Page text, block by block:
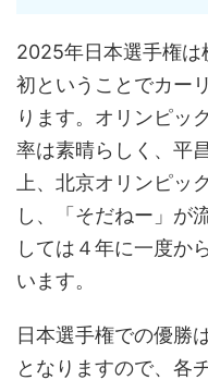
2025年日本選手権は
初ということでカー
ります。オリンピッ
率は素晴らしく、平
上、北京オリンピッ
し、「そだねー」が
しては４年に一度か
います。
日本選手権での優勝
となりますので、各